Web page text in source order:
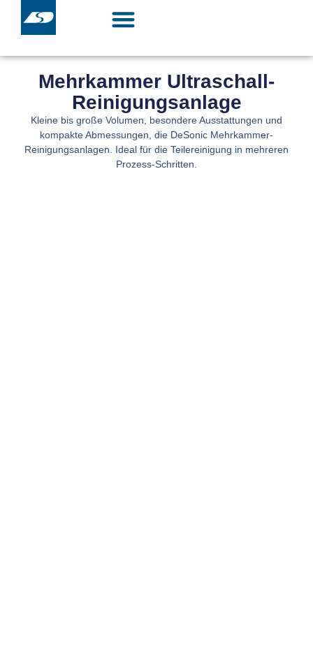
Inhalt
Mehrkammer Ultraschall-
Reinigungsanlage
Kleine bis große Volumen, besondere Ausstattungen und
kompakte Abmessungen, die DeSonic Mehrkammer-
Reinigungsanlagen. Ideal für die Teilereinigung in mehreren
Prozess-Schritten.